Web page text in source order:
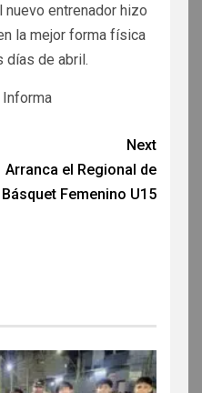
entrenador hizo
la mejor forma física
días de abril.
Next
Arranca el Regional de
Básquet Femenino U15